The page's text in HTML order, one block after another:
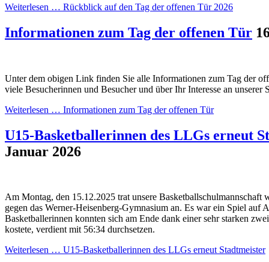
Weiterlesen … Rückblick auf den Tag der offenen Tür 2026
Informationen zum Tag der offenen Tür
Unter dem obigen Link finden Sie alle Informationen zum Tag der
viele Besucherinnen und Besucher und über Ihr Interesse an unserer
Weiterlesen … Informationen zum Tag der offenen Tür
U15-Basketballerinnen des LLGs erneut
Januar 2026
Am Montag, den 15.12.2025 trat unsere Basketballschulmannschaft
gegen das Werner-Heisenberg-Gymnasium an. Es war ein Spiel auf
Basketballerinnen konnten sich am Ende dank einer sehr starken
kostete, verdient mit 56:34 durchsetzen.
Weiterlesen … U15-Basketballerinnen des LLGs erneut Stadtmeister